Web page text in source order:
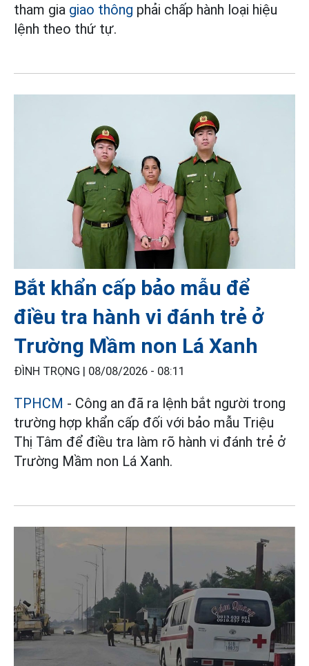
tham gia giao thông phải chấp hành loại hiệu
lệnh theo thứ tự.
Bắt khẩn cấp bảo mẫu để
điều tra hành vi đánh trẻ ở
Trường Mầm non Lá Xanh
ĐÌNH TRỌNG | 08/08/2026 - 08:11
TPHCM - Công an đã ra lệnh bắt người trong
trường hợp khẩn cấp đối với bảo mẫu Triệu
Thị Tâm để điều tra làm rõ hành vi đánh trẻ ở
Trường Mầm non Lá Xanh.